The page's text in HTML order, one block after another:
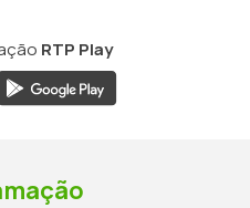
RTP Play